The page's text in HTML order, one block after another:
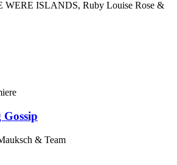
WERE ISLANDS, Ruby Louise Rose &
Gossip
& Team